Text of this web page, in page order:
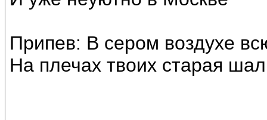
Припев: В сером воздухе
На плечах твоих старая